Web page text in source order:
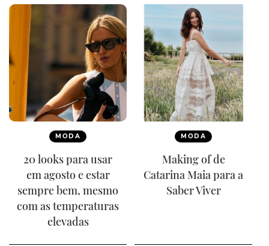
MODA
20 looks para usar
em agosto e estar
sempre bem, mesmo
com as temperaturas
elevadas
MODA
Making of de
Catarina Maia para a
Saber Viver